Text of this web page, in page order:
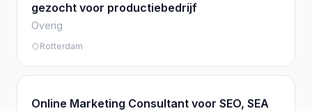
gezocht voor productiebedrijf
Overig
Rotterdam
Online Marketing Consultant voor SEO, SEA